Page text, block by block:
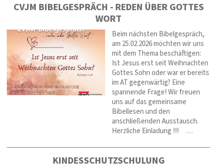
CVJM BIBELGESPRÄCH - REDEN ÜBER GOTTES
WORT
Beim nächsten Bibelgespräch,
am 25.02.2026 möchten wir uns
mit dem Thema beschäftigen:
Ist Jesus erst seit Weihnachten
Gottes Sohn oder war er bereits
im AT gegenwärtig? Eine
spannende Frage! Wir freuen
uns auf das gemeinsame
Bibellesen und den
anschließenden Ausstausch.
Herzliche Einladung !!! …
KINDESSCHUTZSCHULUNG